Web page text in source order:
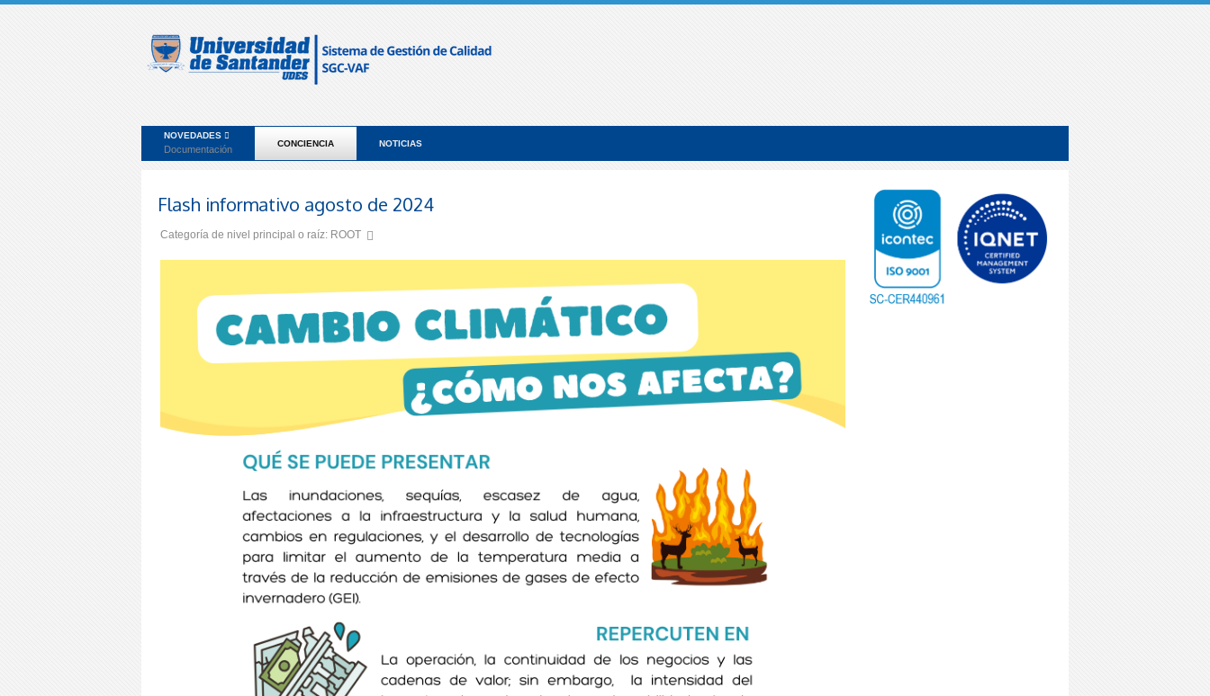
NOVEDADES
Documentación
CONCIENCIA NOTICIAS
Flash informativo agosto de 2024
Categoría de nivel principal o raíz: ROOT